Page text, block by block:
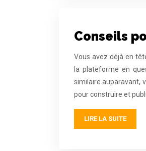
Conseils
Vous avez déjà en
la plateforme en
similaire auparavant,
pour construire et
LIRE LA SUITE